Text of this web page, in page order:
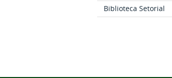
Biblioteca Setorial